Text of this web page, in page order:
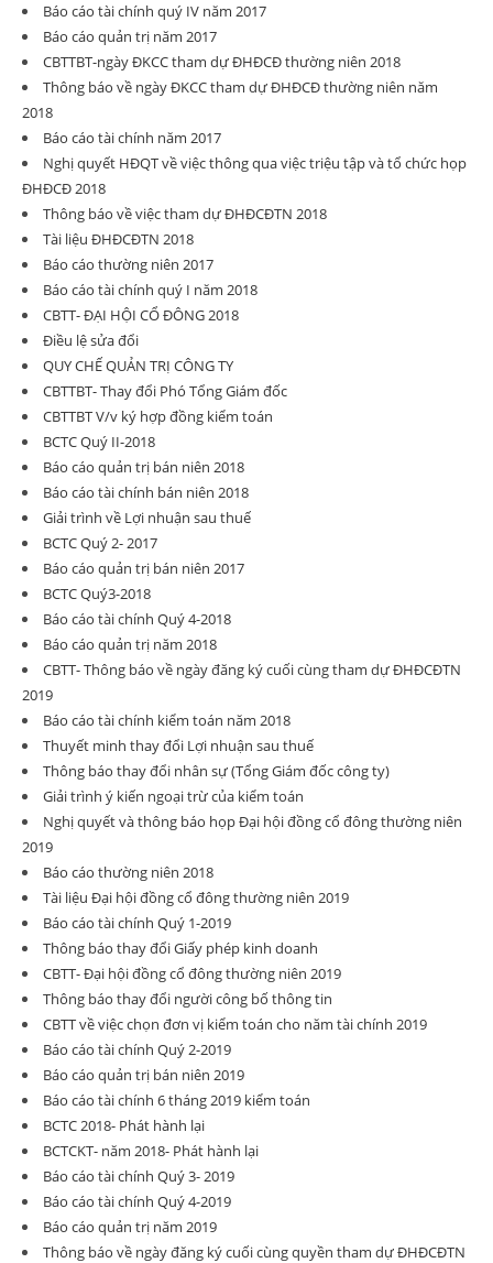
Báo cáo tài chính quý IV năm 2017
Báo cáo quản trị năm 2017
CBTTBT-ngày ĐKCC tham dự ĐHĐCĐ thường niên 2018
Thông báo về ngày ĐKCC tham dự ĐHĐCĐ thường niên năm
2018
Báo cáo tài chính năm 2017
Nghị quyết HĐQT về việc thông qua việc triệu tập và tổ chức họp
ĐHĐCĐ 2018
Thông báo về việc tham dự ĐHĐCĐTN 2018
Tài liệu ĐHĐCĐTN 2018
Báo cáo thường niên 2017
Báo cáo tài chính quý I năm 2018
CBTT- ĐẠI HỘI CỔ ĐÔNG 2018
Điều lệ sửa đổi
QUY CHẾ QUẢN TRỊ CÔNG TY
CBTTBT- Thay đổi Phó Tổng Giám đốc
CBTTBT V/v ký hợp đồng kiểm toán
BCTC Quý II-2018
Báo cáo quản trị bán niên 2018
Báo cáo tài chính bán niên 2018
Giải trình về Lợi nhuận sau thuế
BCTC Quý 2- 2017
Báo cáo quản trị bán niên 2017
BCTC Quý3-2018
Báo cáo tài chính Quý 4-2018
Báo cáo quản trị năm 2018
CBTT- Thông báo về ngày đăng ký cuối cùng tham dự ĐHĐCĐTN
2019
Báo cáo tài chính kiểm toán năm 2018
Thuyết minh thay đổi Lợi nhuận sau thuế
Thông báo thay đổi nhân sự (Tổng Giám đốc công ty)
Giải trình ý kiến ngoại trừ của kiểm toán
Nghị quyết và thông báo họp Đại hội đồng cổ đông thường niên
2019
Báo cáo thường niên 2018
Tài liệu Đại hội đồng cổ đông thường niên 2019
Báo cáo tài chính Quý 1-2019
Thông báo thay đổi Giấy phép kinh doanh
CBTT- Đại hội đồng cổ đông thường niên 2019
Thông báo thay đổi người công bố thông tin
CBTT về việc chọn đơn vị kiểm toán cho năm tài chính 2019
Báo cáo tài chính Quý 2-2019
Báo cáo quản trị bán niên 2019
Báo cáo tài chính 6 tháng 2019 kiểm toán
BCTC 2018- Phát hành lại
BCTCKT- năm 2018- Phát hành lại
Báo cáo tài chính Quý 3- 2019
Báo cáo tài chính Quý 4-2019
Báo cáo quản trị năm 2019
Thông báo về ngày đăng ký cuối cùng quyền tham dự ĐHĐCĐTN